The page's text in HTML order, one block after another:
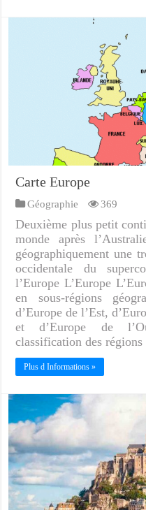
Carte Europe
Géographie 369
Deuxième plus petit
monde après
géographiquement une
occidentale du
l’Europe L’Europe
en sous-régions
d’Europe de l’Est,
et d’Europe de
classification des
Plus d Informations »